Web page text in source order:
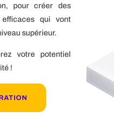
pour créer des
qui vont
supérieur.
votre potentiel
!